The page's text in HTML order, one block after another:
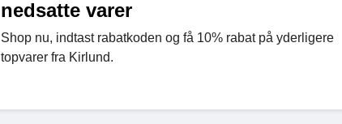
nedsatte varer
Shop nu, indtast rabatkoden og få 10% rabat på yderligere
topvarer fra Kirlund.